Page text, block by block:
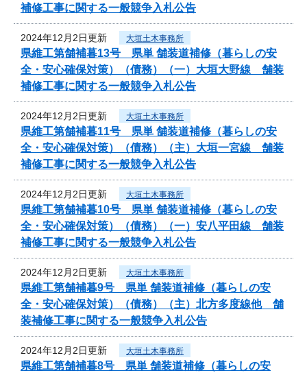
補修工事に関する一般競争入札公告
2024年12月2日更新 大垣土木事務所
県維工第舗補暮13号 県単 舗装道補修（暮らしの安
全・安心確保対策）（債務）（一）大垣大野線 舗装
補修工事に関する一般競争入札公告
2024年12月2日更新 大垣土木事務所
県維工第舗補暮11号 県単 舗装道補修（暮らしの安
全・安心確保対策）（債務）（主）大垣一宮線 舗装
補修工事に関する一般競争入札公告
2024年12月2日更新 大垣土木事務所
県維工第舗補暮10号 県単 舗装道補修（暮らしの安
全・安心確保対策）（債務）（一）安八平田線 舗装
補修工事に関する一般競争入札公告
2024年12月2日更新 大垣土木事務所
県維工第舗補暮9号 県単 舗装道補修（暮らしの安
全・安心確保対策）（債務）（主）北方多度線他 舗
装補修工事に関する一般競争入札公告
2024年12月2日更新 大垣土木事務所
県維工第舗補暮8号 県単 舗装道補修（暮らしの安